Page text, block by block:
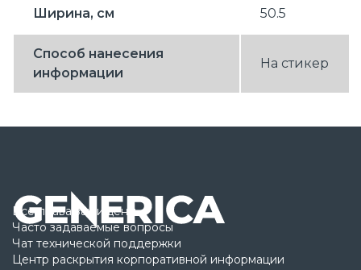
Ширина, см 50.5
Способ нанесения
информации
На стикер
Все права защищены
Часто задаваемые вопросы
Чат технической поддержки
Центр раскрытия корпоративной информации